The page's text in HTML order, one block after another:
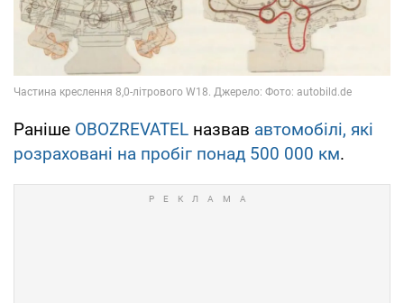
Раніше OBOZREVATEL назвав автомобілі, які
розраховані на пробіг понад 500 000 км.